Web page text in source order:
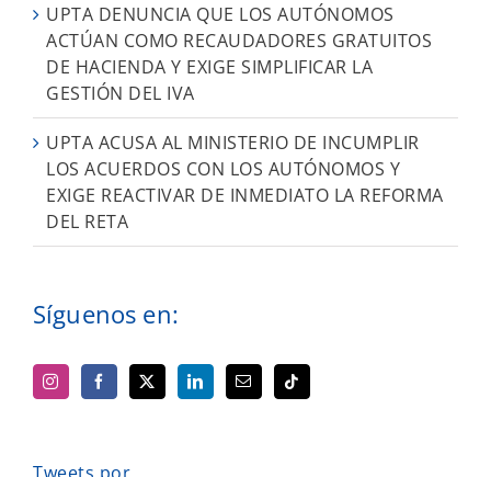
UPTA DENUNCIA QUE LOS AUTÓNOMOS
ACTÚAN COMO RECAUDADORES GRATUITOS
DE HACIENDA Y EXIGE SIMPLIFICAR LA
GESTIÓN DEL IVA
UPTA ACUSA AL MINISTERIO DE INCUMPLIR
LOS ACUERDOS CON LOS AUTÓNOMOS Y
EXIGE REACTIVAR DE INMEDIATO LA REFORMA
DEL RETA
Síguenos en: